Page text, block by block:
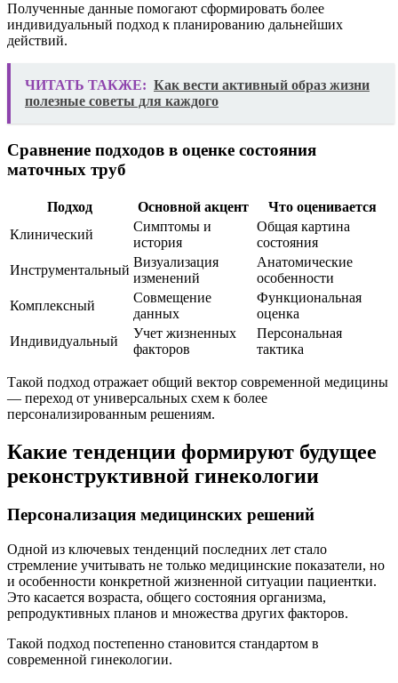
Полученные данные помогают сформировать более
индивидуальный подход к планированию дальнейших
действий.
ЧИТАТЬ ТАКЖЕ: Как вести активный образ жизни
полезные советы для каждого
Сравнение подходов в оценке состояния
маточных труб
Подход Основной акцент
Что оценивается
Клинический
Симптомы и
история
Общая картина
состояния
Инструментальный
Визуализация
изменений
Анатомические
особенности
Комплексный
Совмещение
данных
Функциональная
оценка
Индивидуальный
Учет жизненных
факторов
Персональная
тактика
Такой подход отражает общий вектор современной медицины
— переход от универсальных схем к более
персонализированным решениям.
Какие тенденции формируют будущее
реконструктивной гинекологии
Персонализация медицинских решений
Одной из ключевых тенденций последних лет стало
стремление учитывать не только медицинские показатели, но
и особенности конкретной жизненной ситуации пациентки.
Это касается возраста, общего состояния организма,
репродуктивных планов и множества других факторов.
Такой подход постепенно становится стандартом в
современной гинекологии.